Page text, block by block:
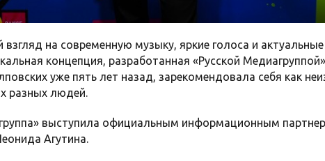
взгляд на современную музыку, яркие голоса и
концепция, разработанная «Русской
уже пять лет назад, зарекомендовала себя как
разных людей.
выступила официальным информационным
Агутина.